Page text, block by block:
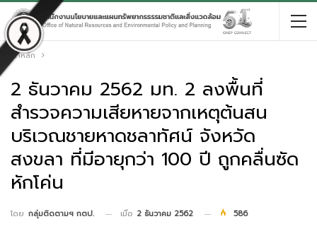
หน้าหลัก
2 ธันวาคม 2562 มท. 2 ลงพื้นที่
สำรวจความเสียหายจากเหตุต้นสน
บริเวณชายหาดชลาทัศน์ จังหวัด
สงขลา ที่มีอายุกว่า 100 ปี ถูกคลื่นซัด
หักโค่น
โดย กลุ่มติดตามฯ กตป. เมื่อ 2 ธันวาคม 2562 586